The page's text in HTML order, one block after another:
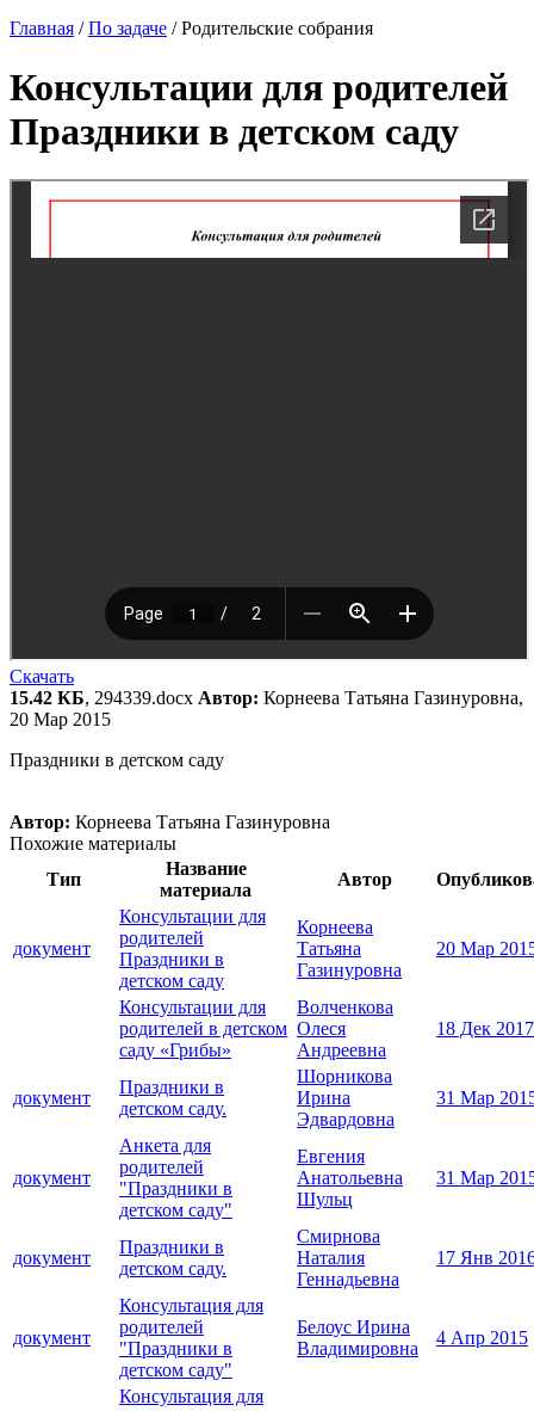
Главная /По задаче /Родительские собрания
Консультации для родителей
Праздники в детском саду
Скачать
15.42 КБ, 294339.docx Автор: Корнеева Татьяна Газинуровна,
20 Мар 2015
Праздники в детском саду
Автор: Корнеева Татьяна Газинуровна
Похожие материалы
Тип
Название
материала
Автор
документ
Консультации для
родителей
Праздники в
детском саду
Корнеева
Татьяна
Газинуровна
20 Мар
Консультации для
родителей в детском
саду «Грибы»
Волченкова
Олеся
Андреевна
18 Дек 2017
документ
Праздники в
детском саду.
Шорникова
Ирина
Эдвардовна
31 Мар
документ
Анкета для
родителей
"Праздники в
детском саду"
Евгения
Анатольевна
Шульц
31 Мар
документ
Праздники в
детском саду.
Смирнова
Наталия
Геннадьевна
17 Янв
документ
Консультация для
родителей
"Праздники в
детском саду"
Белоус Ирина
Владимировна
4 Апр 2015
Консультация для